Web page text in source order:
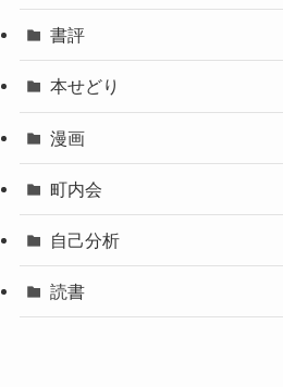
書評
本せどり
漫画
町内会
自己分析
読書